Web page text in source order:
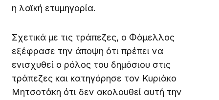
η λαϊκή ετυμηγορία.
Σχετικά με τις τράπεζες, ο Φάμελλος
εξέφρασε την άποψη ότι πρέπει να
ενισχυθεί ο ρόλος του δημόσιου στις
τράπεζες και κατηγόρησε τον Κυριάκο
Μητσοτάκη ότι δεν ακολουθεί αυτή την